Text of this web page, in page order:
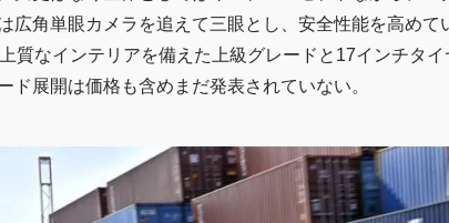
広角単眼カメラを追えて三眼とし、安全性能を高めて
質なインテリアを備えた上級グレードと17インチタ
ド展開は価格も含めまだ発表されていない。